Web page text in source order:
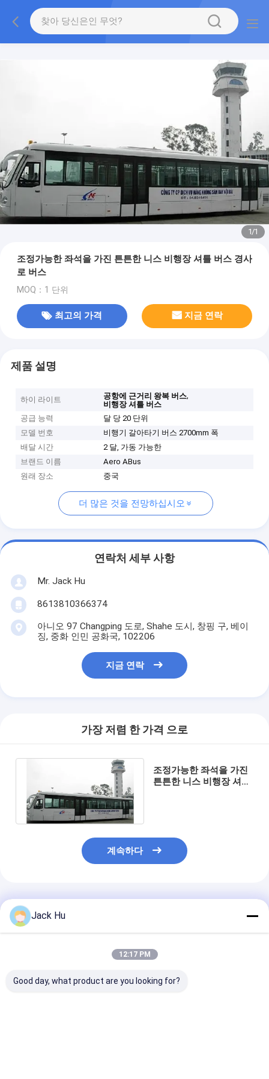
1/1
조정가능한 좌석을 가진 튼튼한 니스 비행장 셔틀 버스 경사
로 버스
MOQ：1 단위
최고의 가격 지금 연락
제품 설명
하이 라이트 공항에 근거리 왕복 버스,
비행장 셔틀 버스
공급 능력
달 당 20 단위
모델 번호
비행기 갈아타기 버스 2700mm 폭
배달 시간
2 달, 가동 가능한
브랜드 이름
Aero ABus
원래 장소
중국
더 많은 것을 전망하십시오
연락처 세부 사항
Mr. Jack Hu
8613810366374
아니오 97 Changping 도로, Shahe 도시, 창핑 구, 베이
징, 중화 인민 공화국, 102206
지금 연락
가장 저렴 한 가격 으로
조정가능한 좌석을 가진
튼튼한 니스 비행장 셔틀
계속하다
추천된 제품
Jack Hu
12:17 PM
Good day, what product are you looking for?